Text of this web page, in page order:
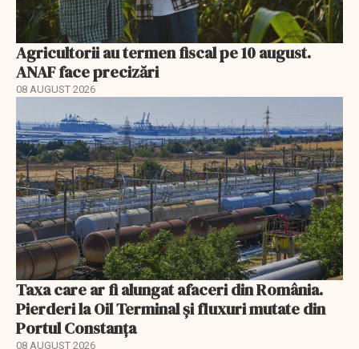
Agricultorii au termen fiscal pe 10 august.
ANAF face precizări
08 AUGUST 2026
Taxa care ar fi alungat afaceri din România.
Pierderi la Oil Terminal și fluxuri mutate din
Portul Constanța
08 AUGUST 2026